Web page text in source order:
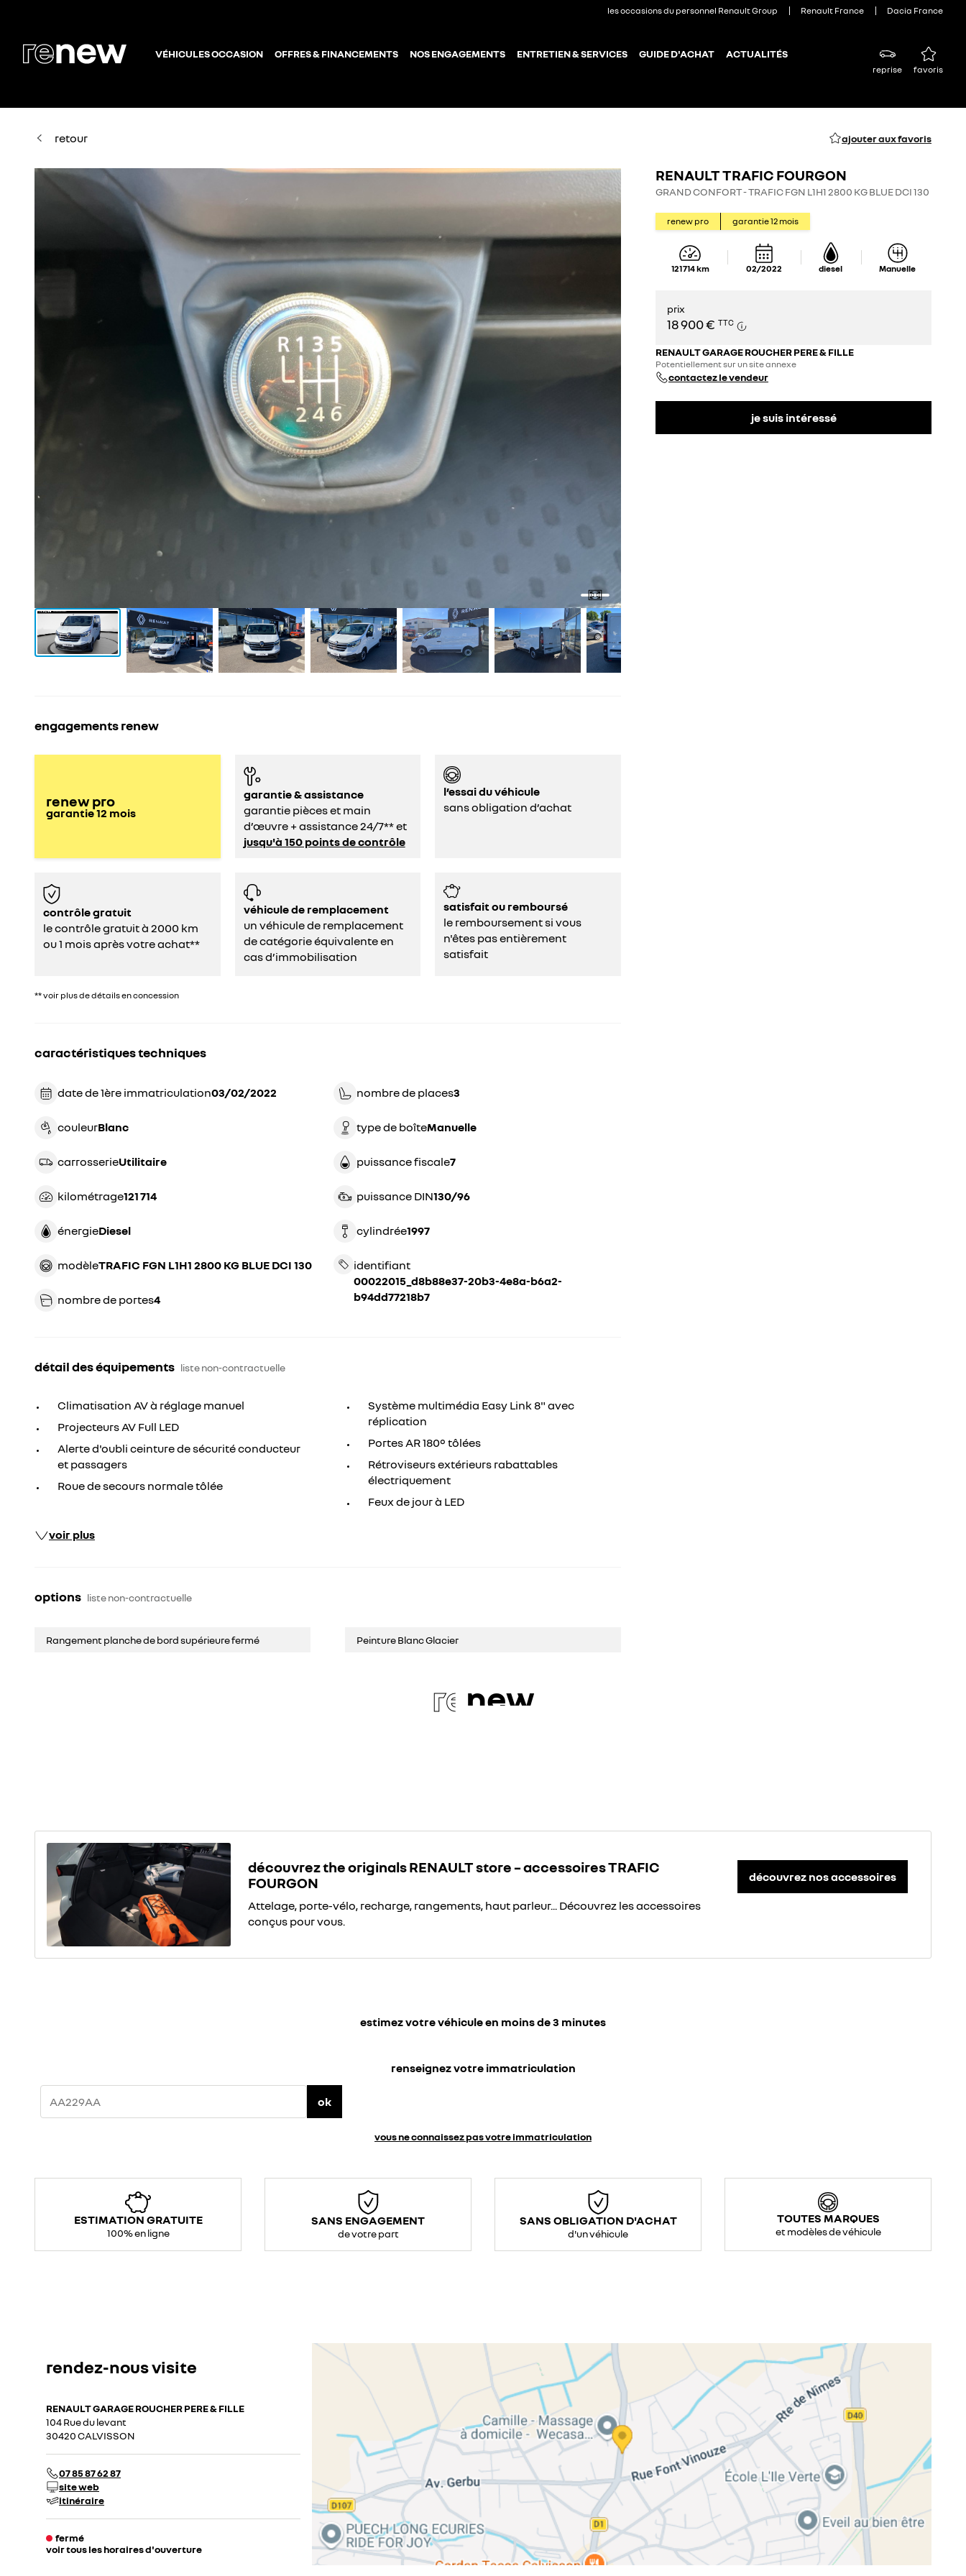
les occasions du personnel Renault Group Renault France Dacia France
VÉHICULES OCCASION OFFRES & FINANCEMENTS NOS ENGAGEMENTS ENTRETIEN & SERVICES GUIDE D'ACHAT ACTUALITÉS
reprise favoris
retour ajouter aux favoris
RENAULT TRAFIC FOURGON
GRAND CONFORT - TRAFIC FGN L1H1 2800 KG BLUE DCI 130
renew pro garantie12 mois
121 714km 02/2022 diesel Manuelle
prix
18 900 € TTC
RENAULT GARAGE ROUCHER PERE & FILLE
Potentiellement sur un site annexe
contactez le vendeur
je suis intéressé
engagements renew
renew pro
garantie12 mois
garantie & assistance
garantie pièces et main
d’œuvre + assistance 24/7** et
jusqu'à 150 points de contrôle
l’essai du véhicule
sans obligation d’achat
contrôle gratuit
le contrôle gratuit à 2000 km
ou 1 mois après votre achat**
véhicule de remplacement
un véhicule de remplacement
de catégorie équivalente en
cas d’immobilisation
satisfait ou remboursé
le remboursement si vous
n'êtes pas entièrement
satisfait
** voir plus de détails en concession
caractéristiques techniques
date de 1ère immatriculation 03/02/2022
couleur blanc
carrosserie utilitaire
kilométrage 121 714
énergie diesel
modèle TRAFIC FGN L1H1 2800 KG BLUE DCI 130
nombre de portes4
nombre de places3
type de boîte manuelle
puissance fiscale7
puissance DIN 130/96
cylindrée 1997
identifiant
00022015_d8b88e37-20b3-4e8a-b6a2-
b94dd77218b7
détail des équipements liste non-contractuelle
Climatisation AV à réglage manuel
Projecteurs AV Full LED
Alerte d'oubli ceinture de sécurité conducteur
et passagers
Roue de secours normale tôlée
Système multimédia Easy Link 8" avec
réplication
Portes AR 180° tôlées
Rétroviseurs extérieurs rabattables
électriquement
Feux de jour à LED
voir plus
options liste non-contractuelle
Rangement planche de bord supérieure fermé Peinture Blanc Glacier
re new
découvrez the originals RENAULT store – accessoires TRAFIC
FOURGON
Attelage, porte-vélo, recharge, rangements, haut parleur... Découvrez les accessoires
conçus pour vous.
découvrez nos accessoires
estimez votre véhicule en moins de 3 minutes
renseignez votre immatriculation
ok
vous ne connaissez pas votre immatriculation
ESTIMATION GRATUITE
100% en ligne
SANS ENGAGEMENT
de votre part
SANS OBLIGATION D'ACHAT
d'un véhicule
TOUTES MARQUES
et modèles de véhicule
rendez-nous visite
RENAULT GARAGE ROUCHER PERE & FILLE
104 Rue du levant
30420 CALVISSON
07 85 87 62 87
site web
itinéraire
fermé
voir tous les horaires d'ouverture